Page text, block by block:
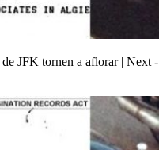
JFK tornen a aflorar | Next -